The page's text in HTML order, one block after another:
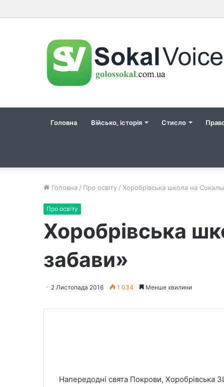
Головна Військо, історія Стисло
Головна / Про освіту / Хоробрівська школа на
Про освіту
Хоробрівська
забави»
2 Листопада 2016 1 034 Менше хвилини
Напередодні свята Покрови, Хоробрівська